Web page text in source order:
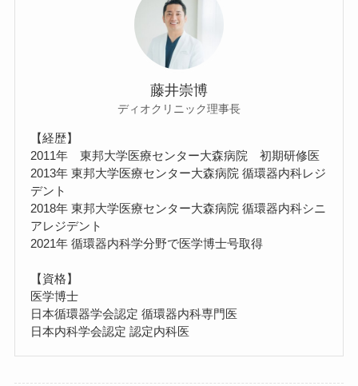
藤井崇博
ディオクリニック理事長
【経歴】
2011年 東邦大学医療センター大森病院 初期研修医
2013年 東邦大学医療センター大森病院 循環器内科レジ
デント
2018年 東邦大学医療センター大森病院 循環器内科シニ
アレジデント
2021年 循環器内科学分野で医学博士号取得
【資格】
医学博士
日本循環器学会認定 循環器内科専門医
日本内科学会認定 認定内科医